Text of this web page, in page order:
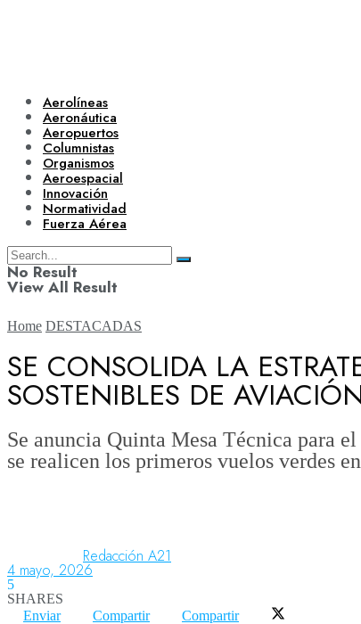
Aerolíneas
Aeronáutica
Aeropuertos
Columnistas
Organismos
Aeroespacial
Innovación
Normatividad
Fuerza Aérea
No Result
View All Result
Aerolíneas
Aeronáutica
Columnistas
Home DESTACADAS
SE CONSOLIDA LA
SOSTENIBLES DE
Se anuncia Quinta Mesa Técnica para
se realicen los primeros vuelos verdes
Redacción A21
4 mayo, 2026
5
SHARES
Enviar
Compartir Compartir